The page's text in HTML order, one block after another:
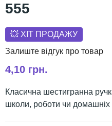
555
💥 ХІТ ПРОДАЖУ
4,10 грн.
Класична шестигранна
школи, роботи чи домашніх